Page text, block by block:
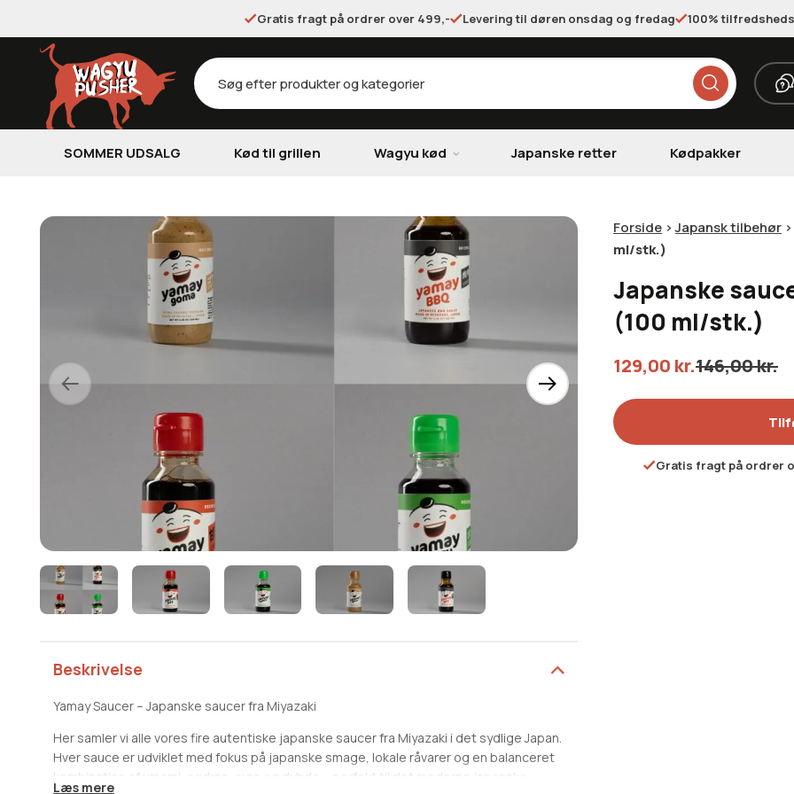
Gratis fragt på ordrer over 499,- Levering til døren onsdag og fredag 100%
Products
search
SOMMER UDSALG Kød til grillen Wagyu kød Japanske retter Kødpakker
Beskrivelse
Yamay Saucer – Japanske saucer fra Miyazaki
Her samler vi alle vores fire autentiske japanske saucer fra Miyazaki i det sydlige Japan.
Hver sauce er udviklet med fokus på japanske smage, lokale råvarer og en balanceret
kombination af umami, sødme, syre og dybde – perfekt til det moderne japanske
Læs mere
Forside >Japansk tilbehør >
ml/stk.)
Japanske
(100 ml/stk.)
129,00 kr.146,00kr.
Gratis fragt på ordrer